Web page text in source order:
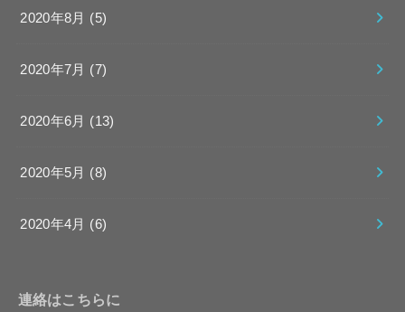
2020年8月 (5)
2020年7月 (7)
2020年6月 (13)
2020年5月 (8)
2020年4月 (6)
連絡はこちらに